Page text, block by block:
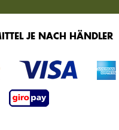
JE NACH HÄNDLER